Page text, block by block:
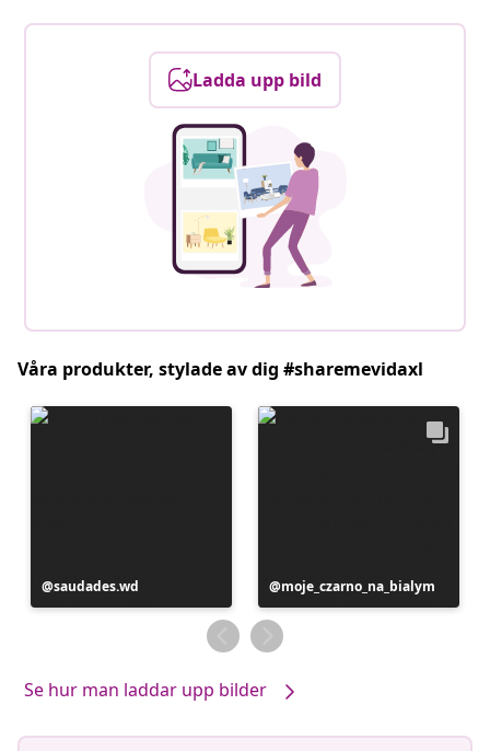
Ladda upp bild
Våra produkter, stylade av dig #sharemevidaxl
Inlägg
publicerat
saudades.wd
Inlägg
publicerat
av
moje_czarno_na_bialym
Se hur man laddar upp bilder